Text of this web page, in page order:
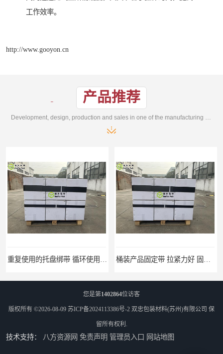
工作效率。
http://www.gooyon.cn
产品推荐
桶装产品固定带 拉紧力好 固永包材 托盘运输网兜 固永包材
您是第1402864位访客
版权所有 ©2026-08-09 苏ICP备2024113386号-2 双忠包装材料(苏州)有限公司 保
留所有权利.
技术支持： 八方资源网 免责声明 管理员入口 网站地图